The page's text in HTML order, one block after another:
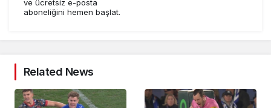
ve ücretsiz e-posta
aboneliğini hemen başlat.
Related News